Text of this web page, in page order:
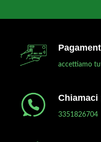
accettiamo
Chiamaci
3351826704